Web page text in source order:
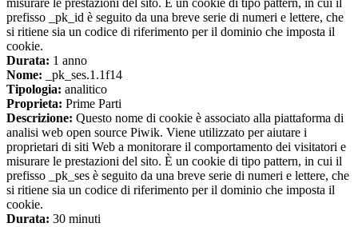
misurare le prestazioni del sito. È un cookie di tipo pattern, in cui il
prefisso _pk_id è seguito da una breve serie di numeri e lettere, che
si ritiene sia un codice di riferimento per il dominio che imposta il
cookie.
Durata: 1 anno
Nome: _pk_ses.1.1f14
Tipologia: analitico
Proprieta: Prime Parti
Descrizione: Questo nome di cookie è associato alla piattaforma di
analisi web open source Piwik. Viene utilizzato per aiutare i
proprietari di siti Web a monitorare il comportamento dei visitatori e
misurare le prestazioni del sito. È un cookie di tipo pattern, in cui il
prefisso _pk_ses è seguito da una breve serie di numeri e lettere, che
si ritiene sia un codice di riferimento per il dominio che imposta il
cookie.
Durata: 30 minuti